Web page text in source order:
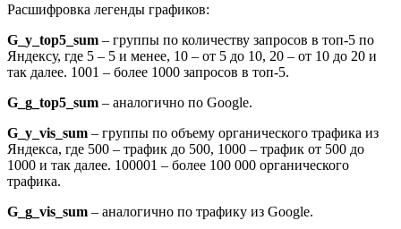
Расшифровка легенды графиков:
G_y_top5_sum – группы по количеству запросов в топ-5 по
Яндексу, где 5 – 5 и менее, 10 – от 5 до 10, 20 – от 10 до 20 и
так далее. 1001 – более 1000 запросов в топ-5.
G_g_top5_sum – аналогично по Google.
G_y_vis_sum – группы по объему органического трафика из
Яндекса, где 500 – трафик до 500, 1000 – трафик от 500 до
1000 и так далее. 100001 – более 100 000 органического
трафика.
G_g_vis_sum – аналогично по трафику из Google.